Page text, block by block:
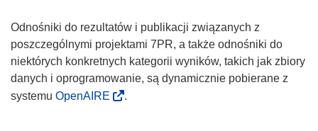
Odnośniki do rezultatów i publikacji związanych z
poszczególnymi projektami 7PR, a także odnośniki do
niektórych konkretnych kategorii wyników, takich jak zbiory
danych i oprogramowanie, są dynamicznie pobierane z
systemu OpenAIRE .